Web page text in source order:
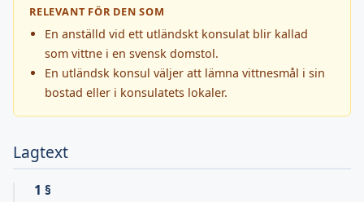
RELEVANT FÖR DEN SOM
En anställd vid ett utländskt konsulat blir kallad
som vittne i en svensk domstol.
En utländsk konsul väljer att lämna vittnesmål i sin
bostad eller i konsulatets lokaler.
Lagtext
1 §